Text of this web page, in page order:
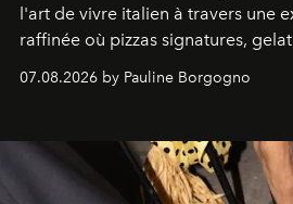
l'art de vivre italien à travers une
raffinée où pizzas signatures,
d'exception composent un
07.08.2026 by Pauline Borgogno